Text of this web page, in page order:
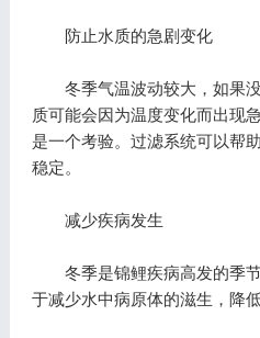
防止水质的急剧变化
冬季气温波动较大，如果没
质可能会因为温度变化而出现
是一个考验。过滤系统可以帮
稳定。
减少疾病发生
冬季是锦鲤疾病高发的季节
于减少水中病原体的滋生，降